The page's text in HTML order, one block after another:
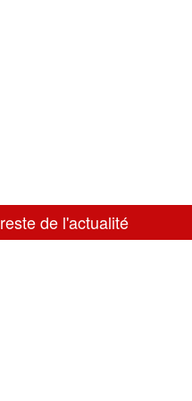
de l'actualité